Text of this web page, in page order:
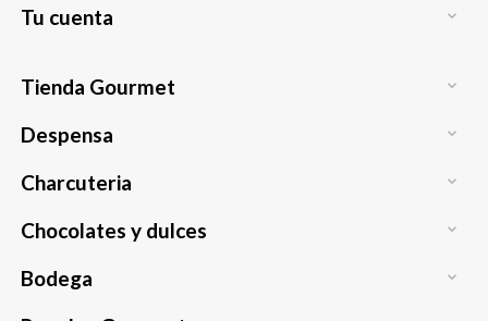
Tu cuenta 
Tienda Gourmet 
Despensa 
Charcuteria 
Chocolates y dulces 
Bodega 